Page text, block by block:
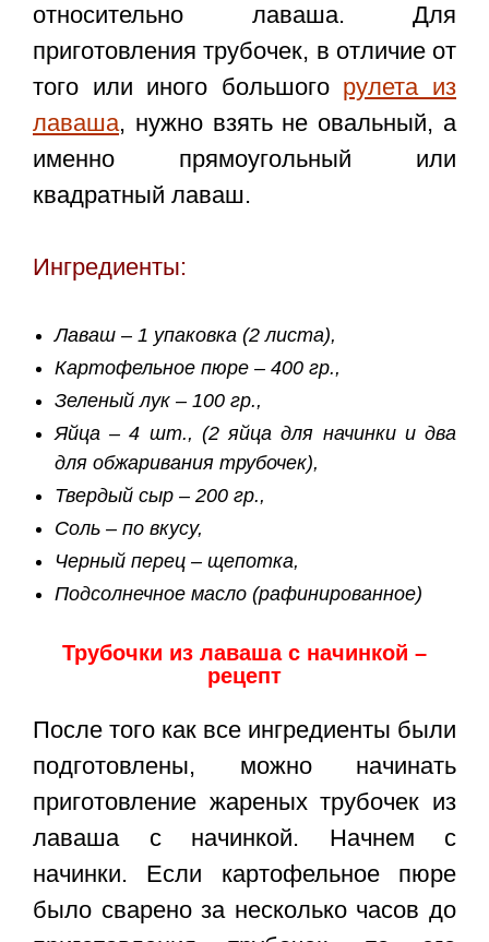
относительно лаваша. Для
приготовления трубочек, в отличие от
того или иного большого рулета из
лаваша, нужно взять не овальный, а
именно прямоугольный или
квадратный лаваш.
Ингредиенты:
Лаваш – 1 упаковка (2 листа),
Картофельное пюре – 400 гр.,
Зеленый лук – 100 гр.,
Яйца – 4 шт., (2 яйца для начинки и два
для обжаривания трубочек),
Твердый сыр – 200 гр.,
Соль – по вкусу,
Черный перец – щепотка,
Подсолнечное масло (рафинированное)
Трубочки из лаваша с начинкой –
рецепт
После того как все ингредиенты были
подготовлены, можно начинать
приготовление жареных трубочек из
лаваша с начинкой. Начнем с
начинки. Если картофельное пюре
было сварено за несколько часов до